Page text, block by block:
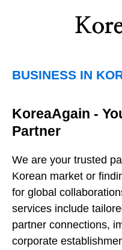
BUSINESS IN
KoreaAgain -
Partner
We are your trusted
Korean market or
for global
services include
partner connections,
corporate